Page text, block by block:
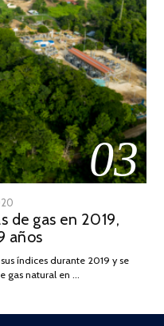
03
DE
JULIO
2025
de gas en 2019,
años
índices durante 2019 y se
gas natural en …